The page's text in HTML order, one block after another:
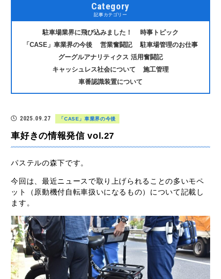
Category
記事カテゴリー
駐車場業界に飛び込みました！
時事トピック
「CASE」車業界の今後
営業奮闘記
駐車場管理のお仕事
グーグルアナリティクス 活用奮闘記
キャッシュレス社会について
施工管理
車番認識装置について
2025.09.27 「CASE」車業界の今後
車好きの情報発信 vol.27
パステルの森下です。
今回は、最近ニュースで取り上げられることの多いモペ
ット（原動機付自転車扱いになるもの）について記載し
ます。